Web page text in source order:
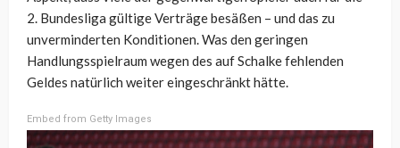
2. Bundesliga gültige Verträge besäßen – und das zu
unverminderten Konditionen. Was den geringen
Handlungsspielraum wegen des auf Schalke fehlenden
Geldes natürlich weiter eingeschränkt hätte.
Embed from Getty Images